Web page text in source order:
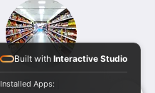
Retail
Built with Interactive Studio
Installed Apps: